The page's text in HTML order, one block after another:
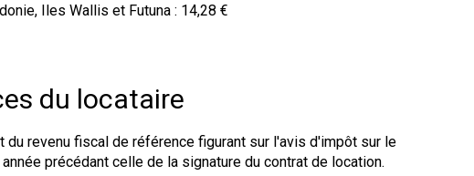
Iles Wallis et Futuna : 14,28 €
du locataire
revenu fiscal de référence figurant sur l'avis d'impôt sur le
précédant celle de la signature du contrat de location.